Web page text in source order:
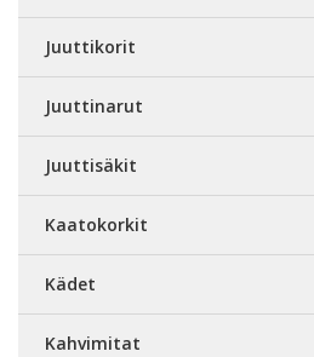
Juuttikorit
Juuttinarut
Juuttisäkit
Kaatokorkit
Kädet
Kahvimitat